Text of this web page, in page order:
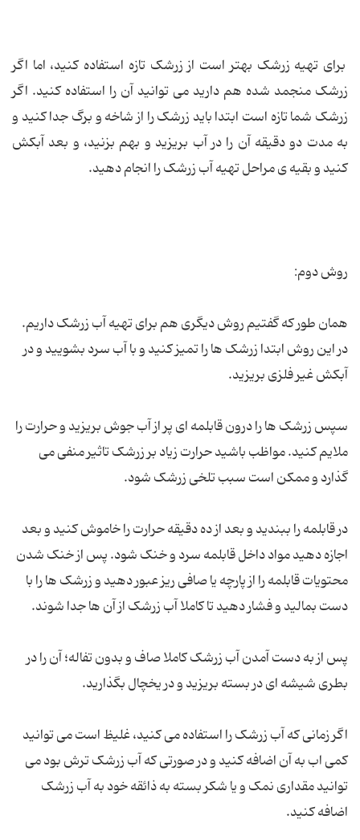
برای تهیه زرشک بهتر است از زرشک تازه استفاده کنید، اما اگر
زرشک منجمد شده هم دارید می توانید آن را استفاده کنید. اگر
زرشک شما تازه است ابتدا باید زرشک را از شاخه و برگ جدا کنید و
به مدت دو دقیقه آن را در آب بریزید و بهم بزنید، و بعد آبکش
کنید و بقیه ی مراحل تهیه آب زرشک را انجام دهید.
روش دوم:
همان طور که گفتیم روش دیگری هم برای تهیه آب زرشک داریم.
در این روش ابتدا زرشک ها را تمیز کنید و با آب سرد بشویید و در
آبکش غیر فلزی بریزید.
سپس زرشک ها را درون قابلمه ای پر از آب جوش بریزید و حرارت را
ملایم کنید. مواظب باشید حرارت زیاد بر زرشک تاثیر منفی می
گذارد و ممکن است سبب تلخی زرشک شود.
در قابلمه را ببندید و بعد از ده دقیقه حرارت را خاموش کنید و بعد
اجازه دهید مواد داخل قابلمه سرد و خنک شود. پس از خنک شدن
محتویات قابلمه را از پارچه یا صافی ریز عبور دهید و زرشک ها را با
دست بمالید و فشار دهید تا کاملا آب زرشک از آن ها جدا شوند.
پس از به دست آمدن آب زرشک کاملا صاف و بدون تفاله؛ آن را در
بطری شیشه ای در بسته بریزید و در یخچال بگذارید.
اگر زمانی که آب زرشک را استفاده می کنید، غلیظ است می توانید
کمی اب به آن اضافه کنید و در صورتی که آب زرشک ترش بود می
توانید مقداری نمک و یا شکر بسته به ذائقه خود به آب زرشک
اضافه کنید.